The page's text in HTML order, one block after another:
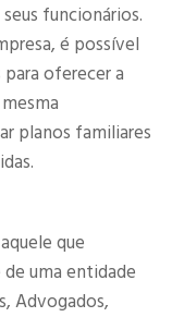
funcionários.
é possível
oferecer a
planos familiares
que
uma entidade
Advogados,